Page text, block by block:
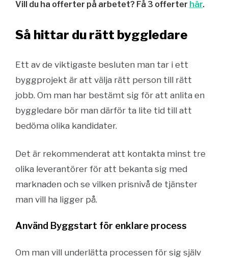
Vill du ha offerter på arbetet? Få 3 offerter här.
Så hittar du rätt byggledare
Ett av de viktigaste besluten man tar i ett
byggprojekt är att välja rätt person till rätt
jobb. Om man har bestämt sig för att anlita en
byggledare bör man därför ta lite tid till att
bedöma olika kandidater.
Det är rekommenderat att kontakta minst tre
olika leverantörer för att bekanta sig med
marknaden och se vilken prisnivå de tjänster
man vill ha ligger på.
Använd Byggstart för enklare process
Om man vill underlätta processen för sig själv